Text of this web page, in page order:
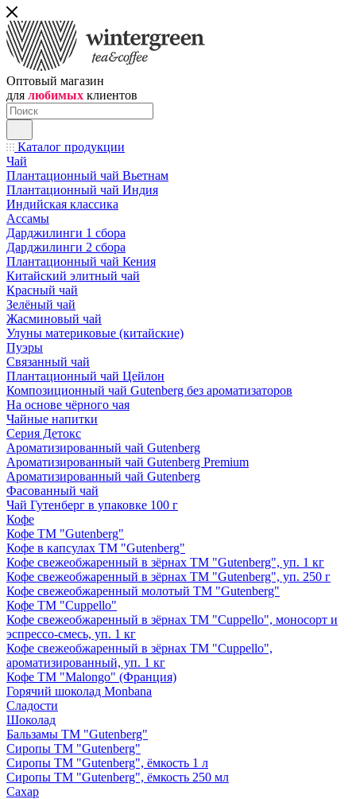
Оптовый магазин
для любимых клиентов
Каталог продукции
Чай
Плантационный чай Вьетнам
Плантационный чай Индия
Индийская классика
Ассамы
Дарджилинги 1 сбора
Дарджилинги 2 сбора
Плантационный чай Кения
Китайский элитный чай
Красный чай
Зелёный чай
Жасминовый чай
Улуны материковые (китайские)
Пуэры
Связанный чай
Плантационный чай Цейлон
Композиционный чай Gutenberg без ароматизаторов
На основе чёрного чая
Чайные напитки
Серия Детокс
Ароматизированный чай Gutenberg
Ароматизированный чай Gutenberg Premium
Ароматизированный чай Gutenberg
Фасованный чай
Чай Гутенберг в упаковке 100 г
Кофе
Кофе ТМ "Gutenberg"
Кофе в капсулах ТМ "Gutenberg"
Кофе свежеобжаренный в зёрнах ТМ "Gutenberg", уп. 1 кг
Кофе свежеобжаренный в зёрнах ТМ "Gutenberg", уп. 250 г
Кофе свежеобжаренный молотый ТМ "Gutenberg"
Кофе ТМ "Cuppello"
Кофе свежеобжаренный в зёрнах ТМ "Cuppello", моносорт и
эспрессо-смесь, уп. 1 кг
Кофе свежеобжаренный в зёрнах ТМ "Cuppello",
ароматизированный, уп. 1 кг
Кофе ТМ "Malongo" (Франция)
Горячий шоколад Monbana
Сладости
Шоколад
Бальзамы ТМ "Gutenberg"
Сиропы ТМ "Gutenberg"
Сиропы ТМ "Gutenberg", ёмкость 1 л
Сиропы ТМ "Gutenberg", ёмкость 250 мл
Сахар